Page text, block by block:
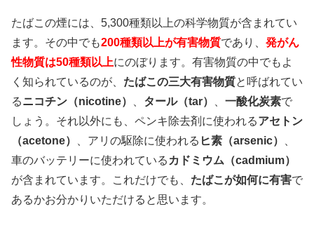
たばこの煙には、5,300種類以上の科学物質が含まれてい
ます。その中でも200種類以上が有害物質であり、 発がん
性物質は50種類以上にのぼります。有害物質の中でもよ
く知られているのが、 たばこの三大有害物質と呼ばれてい
るニコチン（nicotine） タール（tar） 一酸化炭素で
しょう。それ以外にも、ペンキ除去剤に使われるアセトン
（acetone）
、アリの駆除に使われる ヒ素（arsenic）
車のバッテリーに使われている カドミウム（cadmium）
が含まれています。これだけでも、 たばこが如何に有害で
あるかお分かりいただけると思います。